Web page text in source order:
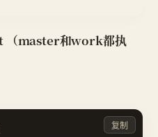
（master和work都执
复制